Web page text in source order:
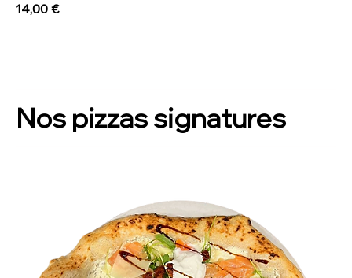
14,00 €
Nos pizzas signatures